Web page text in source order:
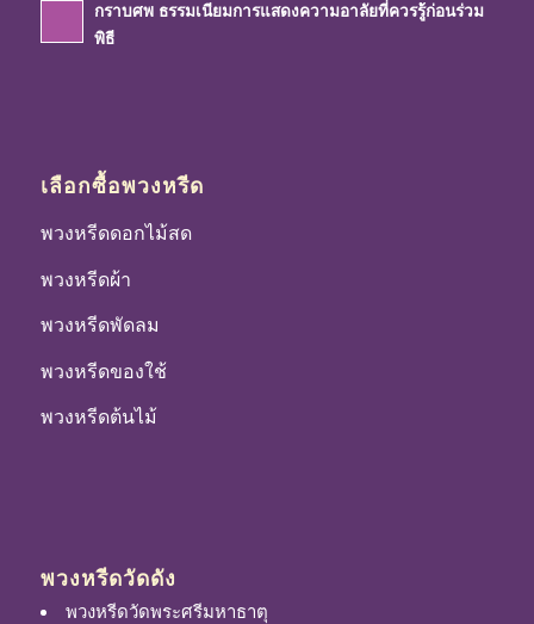
กราบศพ ธรรมเนียมการแสดงความอาลัยที่ควรรู้ก่อนร่วม
พิธี
เลือกซื้อพวงหรีด
พวงหรีดดอกไม้สด
พวงหรีดผ้า
พวงหรีดพัดลม
พวงหรีดของใช้
พวงหรีดต้นไม้
พวงหรีดวัดดัง
พวงหรีดวัดพระศรีมหาธาตุ